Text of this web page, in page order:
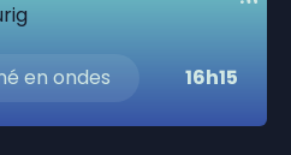
en ondes 16h15